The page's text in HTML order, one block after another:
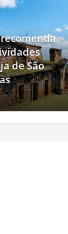
recomenda
de São